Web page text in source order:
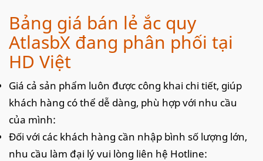
Bảng giá bán lẻ ắc quy
AtlasbX đang phân phối tại
HD Việt
Giá cả sản phẩm luôn được công khai chi tiết, giúp
khách hàng có thể dễ dàng, phù hợp với nhu cầu
của mình:
Đối với các khách hàng cần nhập bình số lượng lớn,
nhu cầu làm đại lý vui lòng liên hệ Hotline: